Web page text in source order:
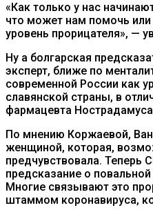
«Как только у нас
что может нам помочь
уровень прорицателя», —
Ну а болгарская
эксперт, ближе по
современной России как
славянской страны, в
фармацевта
По мнению Коржаевой,
женщиной, которая,
предчувствовала. Теперь
предсказание о
Многие связывают это
штаммом коронавируса,